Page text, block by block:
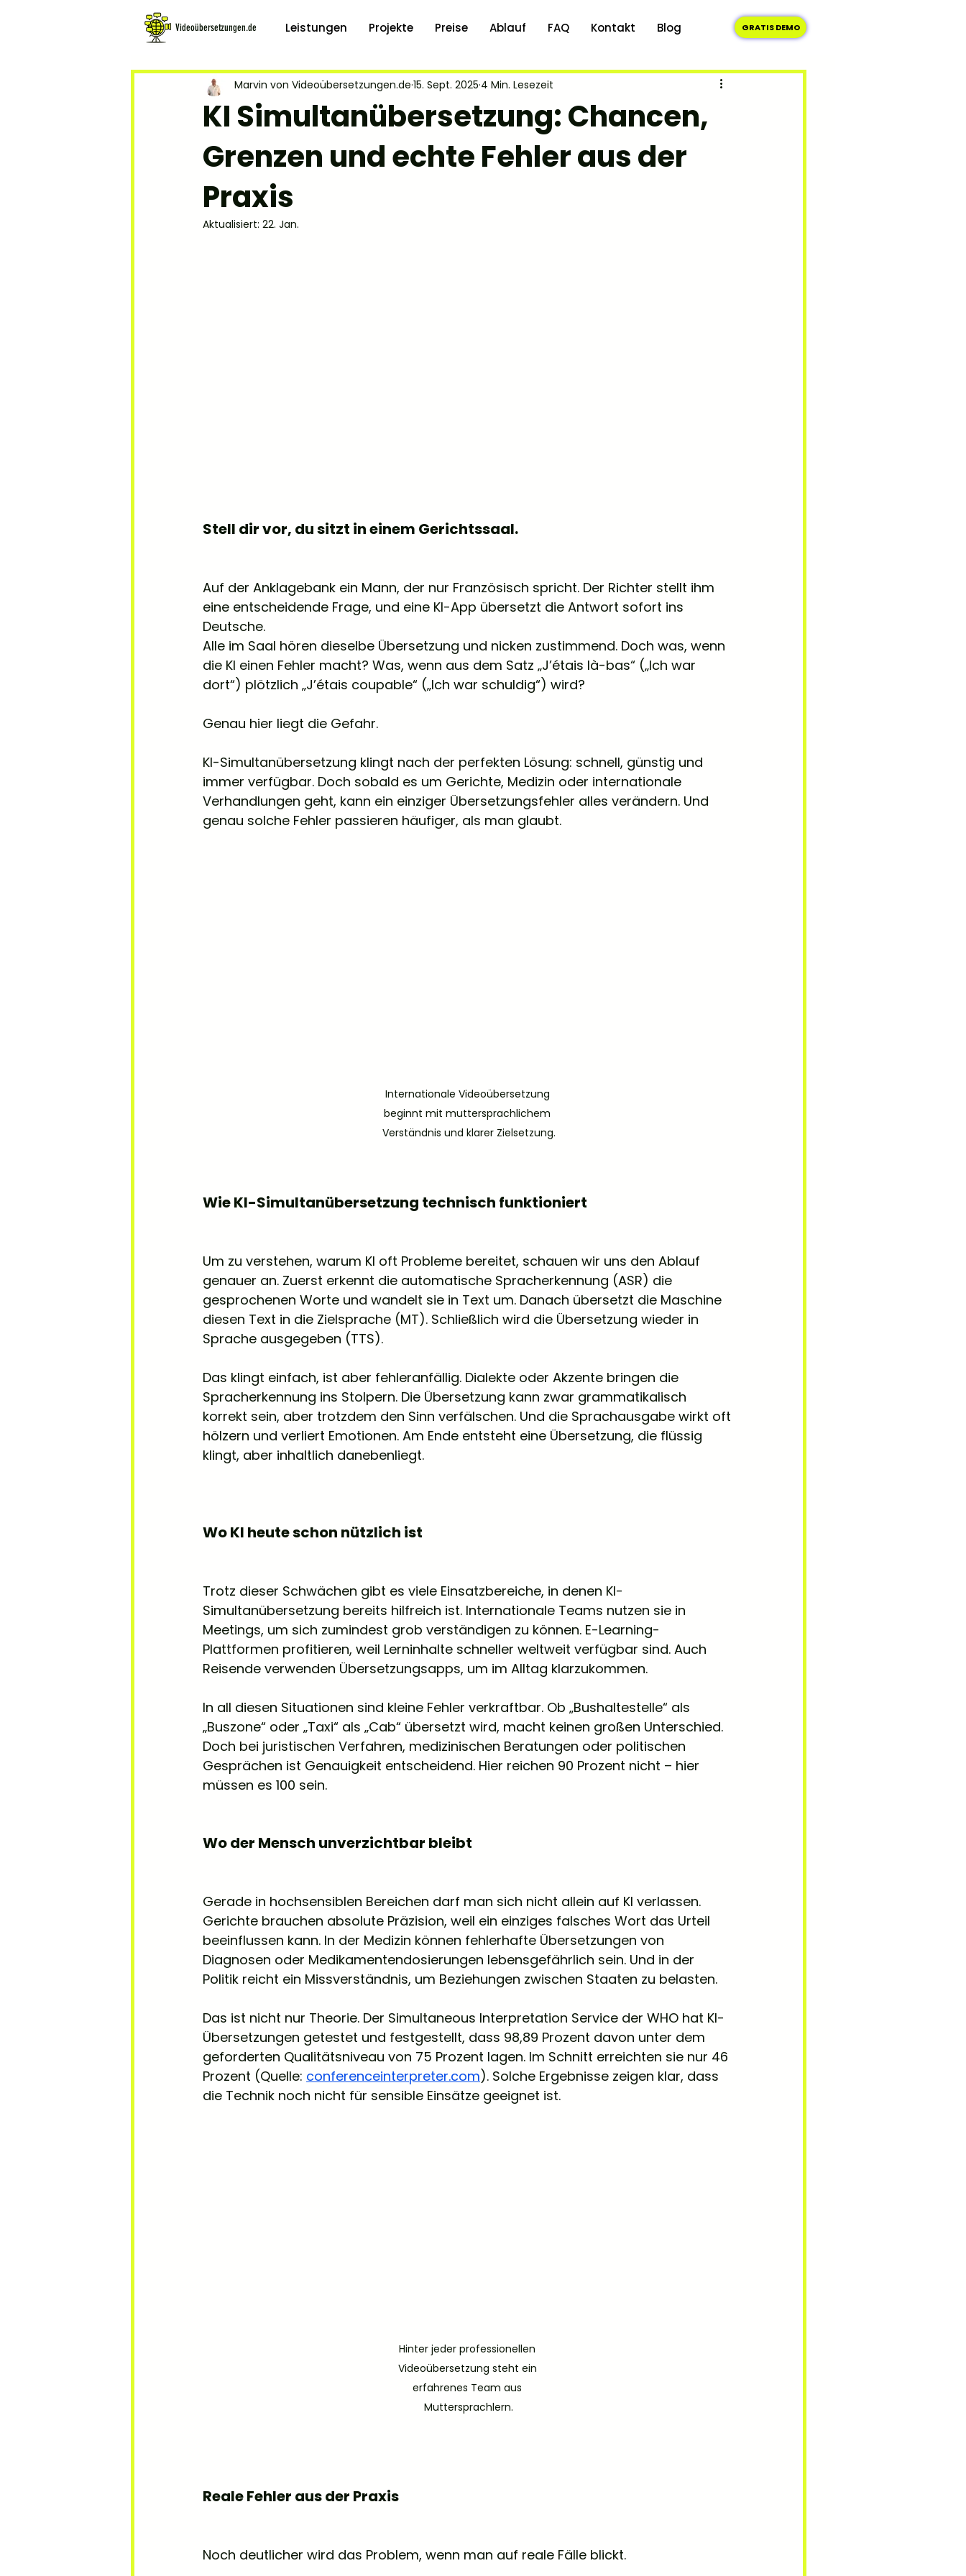
Leistungen Projekte Preise Ablauf FAQ Kontakt Blog
Videoübersetzungen.de GRATIS DEMO
KI Simultanübersetzung: Chancen,
Grenzen und echte Fehler aus der
Praxis
Marvin von Videoübersetzungen.de 15. Sept. 2025 4 Min. Lesezeit
Aktualisiert: 22. Jan.
Stell dir vor, du sitzt in einem Gerichtssaal.
Auf der Anklagebank ein Mann, der nur Französisch spricht. Der Richter stellt ihm
eine entscheidende Frage, und eine KI-App übersetzt die Antwort sofort ins
Deutsche.
Alle im Saal hören dieselbe Übersetzung und nicken zustimmend. Doch was, wenn
die KI einen Fehler macht? Was, wenn aus dem Satz „J’étais là-bas“ („Ich war
dort“) plötzlich „J’étais coupable“ („Ich war schuldig“) wird?
Genau hier liegt die Gefahr.
KI-Simultanübersetzung klingt nach der perfekten Lösung: schnell, günstig und
immer verfügbar. Doch sobald es um Gerichte, Medizin oder internationale
Verhandlungen geht, kann ein einziger Übersetzungsfehler alles verändern. Und
genau solche Fehler passieren häufiger, als man glaubt.
Internationale Videoübersetzung
beginnt mit muttersprachlichem
Verständnis und klarer Zielsetzung.
Wie KI-Simultanübersetzung technisch funktioniert
Um zu verstehen, warum KI oft Probleme bereitet, schauen wir uns den Ablauf
genauer an. Zuerst erkennt die automatische Spracherkennung (ASR) die
gesprochenen Worte und wandelt sie in Text um. Danach übersetzt die Maschine
diesen Text in die Zielsprache (MT). Schließlich wird die Übersetzung wieder in
Sprache ausgegeben (TTS).
Das klingt einfach, ist aber fehleranfällig. Dialekte oder Akzente bringen die
Spracherkennung ins Stolpern. Die Übersetzung kann zwar grammatikalisch
korrekt sein, aber trotzdem den Sinn verfälschen. Und die Sprachausgabe wirkt oft
hölzern und verliert Emotionen. Am Ende entsteht eine Übersetzung, die flüssig
klingt, aber inhaltlich danebenliegt.
Wo KI heute schon nützlich ist
Trotz dieser Schwächen gibt es viele Einsatzbereiche, in denen KI-
Simultanübersetzung bereits hilfreich ist. Internationale Teams nutzen sie in
Meetings, um sich zumindest grob verständigen zu können. E-Learning-
Plattformen profitieren, weil Lerninhalte schneller weltweit verfügbar sind. Auch
Reisende verwenden Übersetzungsapps, um im Alltag klarzukommen.
In all diesen Situationen sind kleine Fehler verkraftbar. Ob „Bushaltestelle“ als
„Buszone“ oder „Taxi“ als „Cab“ übersetzt wird, macht keinen großen Unterschied.
Doch bei juristischen Verfahren, medizinischen Beratungen oder politischen
Gesprächen ist Genauigkeit entscheidend. Hier reichen 90 Prozent nicht – hier
müssen es 100 sein.
Wo der Mensch unverzichtbar bleibt
Gerade in hochsensiblen Bereichen darf man sich nicht allein auf KI verlassen.
Gerichte brauchen absolute Präzision, weil ein einziges falsches Wort das Urteil
beeinflussen kann. In der Medizin können fehlerhafte Übersetzungen von
Diagnosen oder Medikamentendosierungen lebensgefährlich sein. Und in der
Politik reicht ein Missverständnis, um Beziehungen zwischen Staaten zu belasten.
Das ist nicht nur Theorie. Der Simultaneous Interpretation Service der WHO hat KI-
Übersetzungen getestet und festgestellt, dass 98,89 Prozent davon unter dem
geforderten Qualitätsniveau von 75 Prozent lagen. Im Schnitt erreichten sie nur 46
Prozent (Quelle: conferenceinterpreter.com). Solche Ergebnisse zeigen klar, dass
die Technik noch nicht für sensible Einsätze geeignet ist.
Hinter jeder professionellen
Videoübersetzung steht ein
erfahrenes Team aus
Muttersprachlern.
Reale Fehler aus der Praxis
Noch deutlicher wird das Problem, wenn man auf reale Fälle blickt.